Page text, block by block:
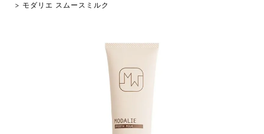
モダリエ スムースミルク